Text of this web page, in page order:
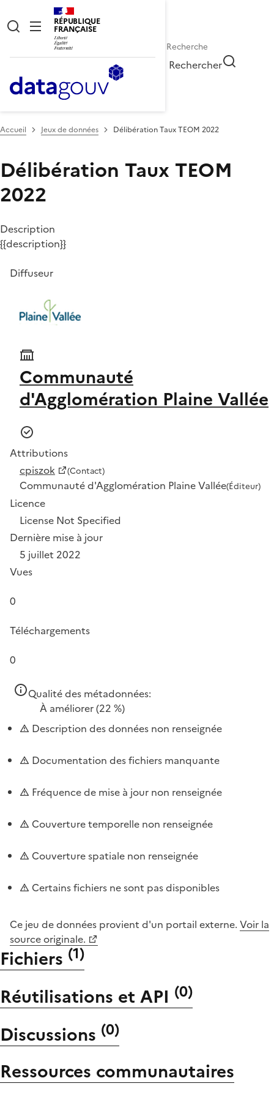
RÉPUBLIQUE
FRANÇAISE
Rechercher
Accueil Jeux de données Délibération Taux TEOM 2022
Délibération Taux TEOM
2022
Description
{{description}}
Diffuseur
Communauté
d'Agglomération Plaine Vallée
Attributions
cpiszok
(Contact)
Communauté d'Agglomération Plaine Vallée(Éditeur)
Licence
License Not Specified
Dernière mise à jour
5 juillet 2022
Vues
0
Téléchargements
0
Qualité des métadonnées:
À améliorer(22 %)
Description des données non renseignée
Documentation des fichiers manquante
Fréquence de mise à jour non renseignée
Couverture temporelle non renseignée
Couverture spatiale non renseignée
Certains fichiers ne sont pas disponibles
Ce jeu de données provient d'un portail externe. Voir la
source originale.
Fichiers (1)
Réutilisations et API (0)
Discussions (0)
Ressources communautaires